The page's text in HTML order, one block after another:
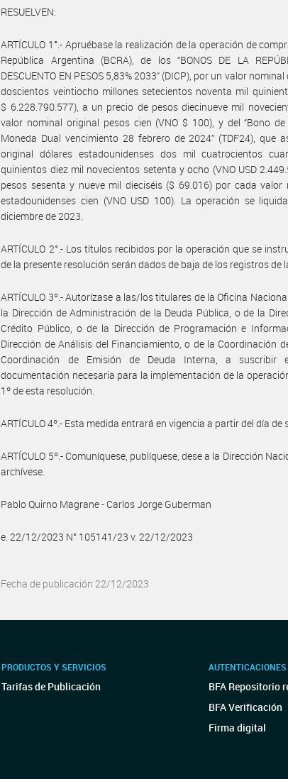
RESUELVEN:
ARTÍCULO 1°.- Apruébase la realización de la operación de
República Argentina (BCRA), de los “BONOS DE LA
DESCUENTO EN PESOS 5,83% 2033” (DICP), por un valor
doscientos veintiocho millones setecientos noventa mil
$ 6.228.790.577), a un precio de pesos diecinueve mil
valor nominal original pesos cien (VNO $ 100), y del “Bono
Moneda Dual vencimiento 28 febrero de 2024” (TDF24), que
original dólares estadounidenses dos mil cuatrocientos
quinientos diez mil novecientos setenta y ocho (VNO USD
pesos sesenta y nueve mil dieciséis ($ 69.016) por cada valor
estadounidenses cien (VNO USD 100). La operación se
diciembre de 2023.
ARTÍCULO 2°.- Los títulos recibidos por la operación que se
de la presente resolución serán dados de baja de los registros de
ARTÍCULO 3º.- Autorízase a las/los titulares de la Oficina
la Dirección de Administración de la Deuda Pública, o de la
Crédito Público, o de la Dirección de Programación e
Dirección de Análisis del Financiamiento, o de la Coordinación
Coordinación de Emisión de Deuda Interna, a suscribir
documentación necesaria para la implementación de la
1º de esta resolución.
ARTÍCULO 4º.- Esta medida entrará en vigencia a partir del día de
ARTÍCULO 5º.- Comuníquese, publíquese, dese a la Dirección
archívese.
Pablo Quirno Magrane - Carlos Jorge Guberman
e. 22/12/2023 N° 105141/23 v. 22/12/2023
Fecha de publicación 22/12/2023
PRODUCTOS Y SERVICIOS
Tarifas de Publicación
AUTENTICACIONES
BFA Repositorio
BFA Verificación
Firma digital